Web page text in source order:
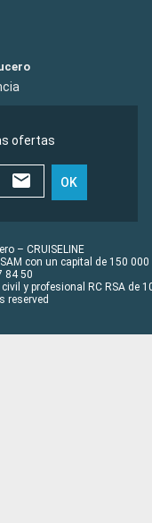
ofertas
OK
– CRUISELINE
con un capital de 150 000
84 50
y profesional RC RSA de
reserved